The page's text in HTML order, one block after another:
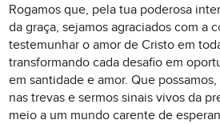
Rogamos que, pela tua poderosa
da graça, sejamos agraciados com a
testemunhar o amor de Cristo em
transformando cada desafio em
em santidade e amor. Que
nas trevas e sermos sinais vivos da
meio a um mundo carente de